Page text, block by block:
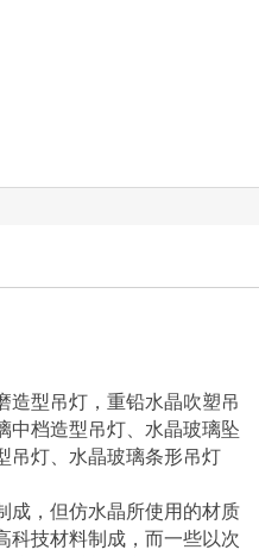
造型吊灯，重铅水晶吹塑吊
中档造型吊灯、水晶玻璃坠
吊灯、水晶玻璃条形吊灯
成，但仿水晶所使用的材质
科技材料制成，而一些以次